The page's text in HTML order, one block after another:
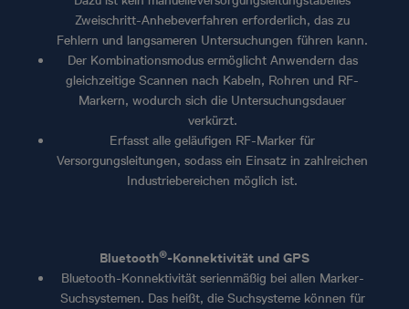
Zweischritt-Anhebeverfahren erforderlich, das zu
Fehlern und langsameren Untersuchungen führen kann.
Der Kombinationsmodus ermöglicht Anwendern das
gleichzeitige Scannen nach Kabeln, Rohren und RF-
Markern, wodurch sich die Untersuchungsdauer
verkürzt.
Erfasst alle geläufigen RF-Marker für
Versorgungsleitungen, sodass ein Einsatz in zahlreichen
Industriebereichen möglich ist.
Bluetooth®-Konnektivität und GPS
Bluetooth-Konnektivität serienmäßig bei allen Marker-
Suchsystemen. Das heißt, die Suchsysteme können für